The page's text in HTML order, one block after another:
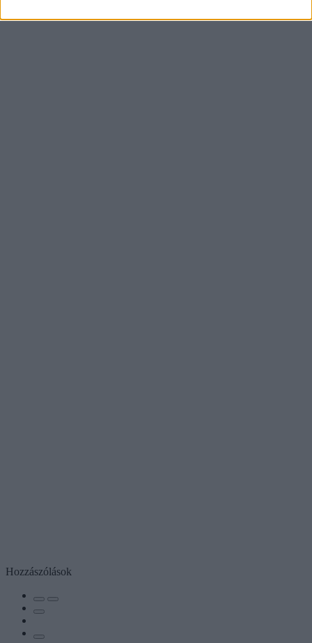
Hozzászólások